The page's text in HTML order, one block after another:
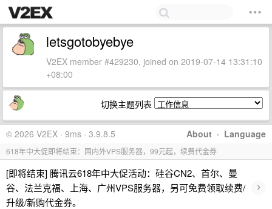
letsgotobyebye
V2EX member #429230, joined on 2019-07-14 13:31:10
+08:00
切换主题列表
About · Language
© 2026 V2EX · 9ms · 3.9.8.5
618年中大促即将结束：国内外VPS服务器，99元起，续费代金券
[即将结束] 腾讯云618年中大促活动：硅谷CN2、首尔、曼
谷、法兰克福、上海、广州VPS服务器，另可免费领取续费/
升级/新购代金券。
›